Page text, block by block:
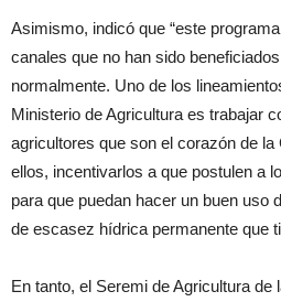
Asimismo, indicó que “este
canales que no han sido
normalmente. Uno de los
Ministerio de Agricultura es trabajar
agricultores que son el corazón de
ellos, incentivarlos a que postulen a
para que puedan hacer un buen uso
de escasez hídrica permanente que
En tanto, el Seremi de Agricultura de